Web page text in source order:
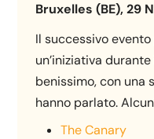
Bruxelles (BE), 29
Il successivo
un’iniziativa
benissimo, con una
hanno parlato.
The Canary